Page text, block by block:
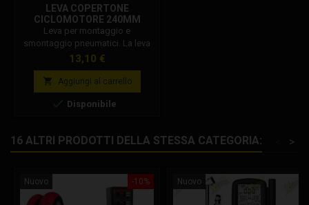
LEVA COPERTONE
CICLOMOTORE 240MM
Leva per montaggio e
smontaggio pneumatici. La leva
consente di rimuovere o inserire
Prezzo
13,10 €
 Aggiungi al carrello
 Disponibile
16 ALTRI PRODOTTI DELLA STESSA CATEGORIA: >
-10%
Nuovo Nuovo